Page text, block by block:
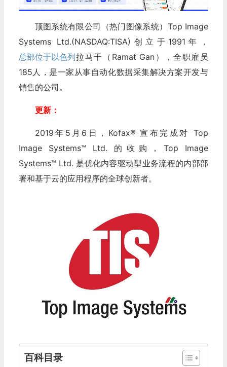
顶图系统有限公司（热门图像系统）Top Image
Systems Ltd.(NASDAQ:TISA)创立于1991年，
总部位于以色列拉马干（Ramat Gan），全职雇员
185人，是一家从事自动化数据采集解决方案开发与
销售的公司。
更新：
2019年5月6日，Kofax® 宣布完成对 Top
Image Systems™ Ltd. 的收购，Top Image
Systems™ Ltd. 是优化内容驱动型业务流程的内部部
署和基于云的应用程序的全球创新者。
百科目录